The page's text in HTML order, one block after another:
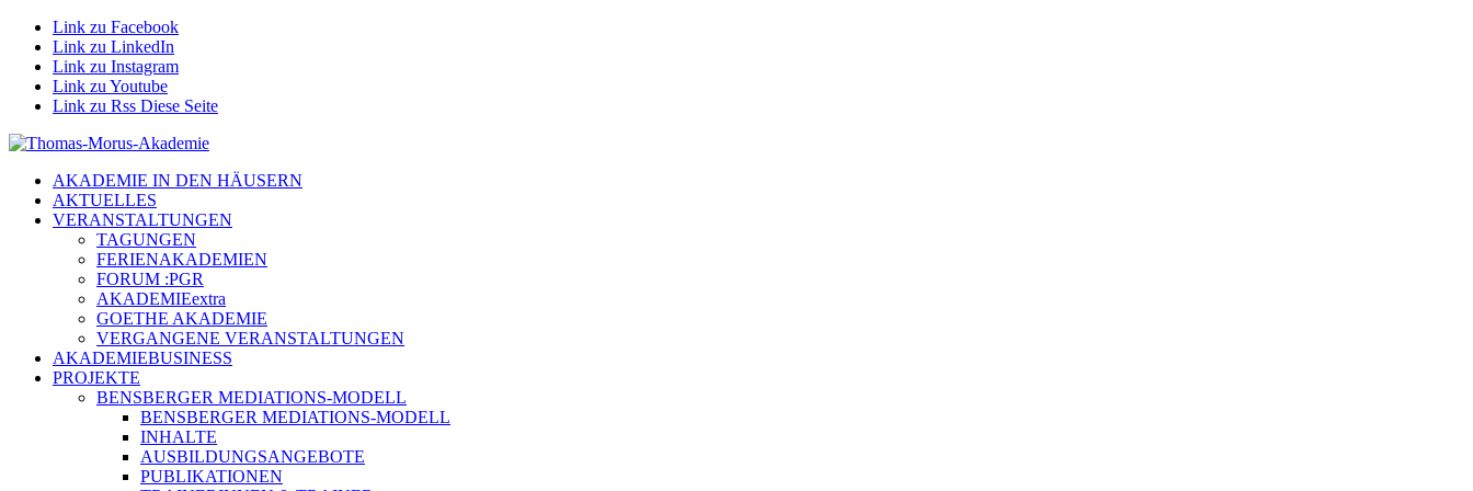
Link zu Facebook
Link zu LinkedIn
Link zu Instagram
Link zu Youtube
Link zu Rss Diese Seite
AKADEMIE IN DEN HÄUSERN
AKTUELLES
VERANSTALTUNGEN
TAGUNGEN
FERIENAKADEMIEN
FORUM :PGR
AKADEMIEextra
GOETHE AKADEMIE
VERGANGENE VERANSTALTUNGEN
AKADEMIEBUSINESS
PROJEKTE
BENSBERGER MEDIATIONS-MODELL
BENSBERGER MEDIATIONS-MODELL
INHALTE
AUSBILDUNGSANGEBOTE
PUBLIKATIONEN